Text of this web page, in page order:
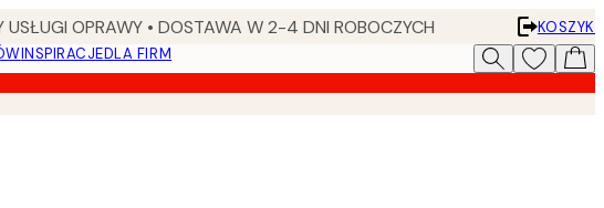
OPRAWY • DOSTAWA W 2-4 DNI ROBOCZYCH
KOSZYK
INSPIRACJEDLA FIRM